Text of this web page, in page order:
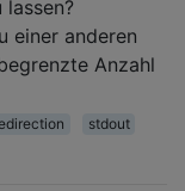
einer anderen
Anzahl
stdout